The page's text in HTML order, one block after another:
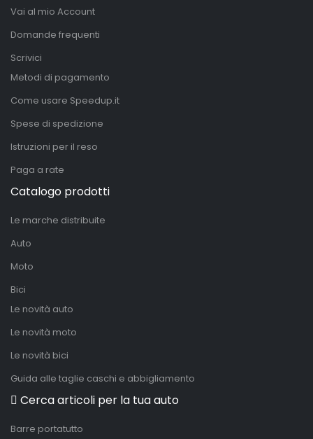
Vai al mio Account
Domande frequenti
Scrivici
Metodi di pagamento
Come usare Speedup.it
Spese di spedizione
Istruzioni per il reso
Paga a rate
Catalogo prodotti
Le marche distribuite
Auto
Moto
Bici
Le novità auto
Le novità moto
Le novità bici
Guida alle taglie caschi e abbigliamento
Cerca articoli per la tua auto
Barre portatutto